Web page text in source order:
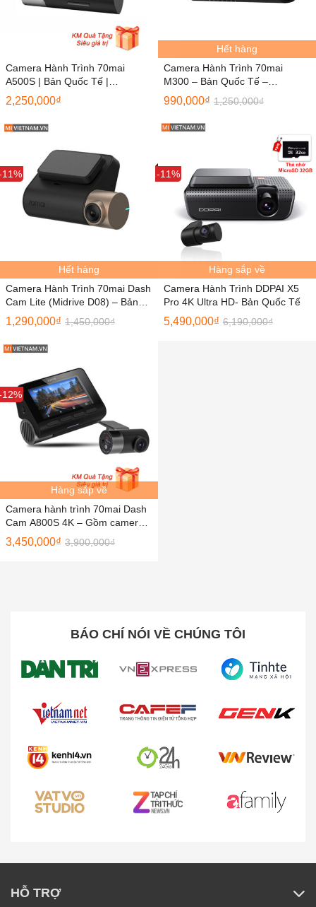
Camera Hành Trình 70mai
A500S | Bản Quốc Tế |
Mivietnam
2,250,000₫
Hết hàng
Camera Hành Trình 70mai
M300 – Bản Quốc Tế –
Mivietnam
990,000₫ 1,250,000₫
11%
Hết hàng
Camera Hành Trình 70mai Dash
Cam Lite (Midrive D08) – Bản
Quốc Tế
1,290,000₫ 1,450,000₫
Sale
-11%
Hàng sắp về
Camera Hành Trình DDPAI X5
Pro 4K Ultra HD- Bản Quốc Tế
5,490,000₫ 6,190,000₫
12%
Hàng sắp về
Camera hành trình 70mai Dash
Cam A800S 4K – Gồm camera
trước và sau – Bản Quốc Tế
3,450,000₫ 3,900,000₫
BÁO CHÍ NÓI VỀ CHÚNG TÔI
HỖ TRỢ